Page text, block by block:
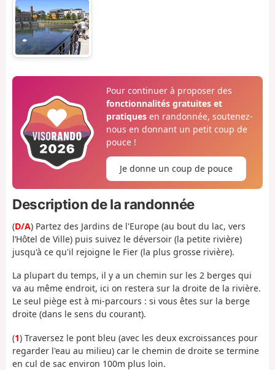
Pour continuer à proposer des
fonctionnalités gratuites et
pratiquesen randonnée, soutenez-
nous en donnant un petit coup de
pouce !
Je donne un coup de pouce
Description de la randonnée
(D/A) Partez des Jardins de l'Europe (au bout du lac, vers
l’Hôtel de Ville) puis suivez le déversoir (la petite rivière)
jusqu'à ce qu'il rejoigne le Fier (la plus grosse rivière).
La plupart du temps, il y a un chemin sur les 2 berges qui
va au même endroit, ici on restera sur la droite de la rivière.
Le seul piège est à mi-parcours : si vous êtes sur la berge
droite (dans le sens du courant).
(1) Traversez le pont bleu (avec les deux excroissances pour
regarder l'eau au milieu) car le chemin de droite se termine
en cul de sac environ 100m plus loin.